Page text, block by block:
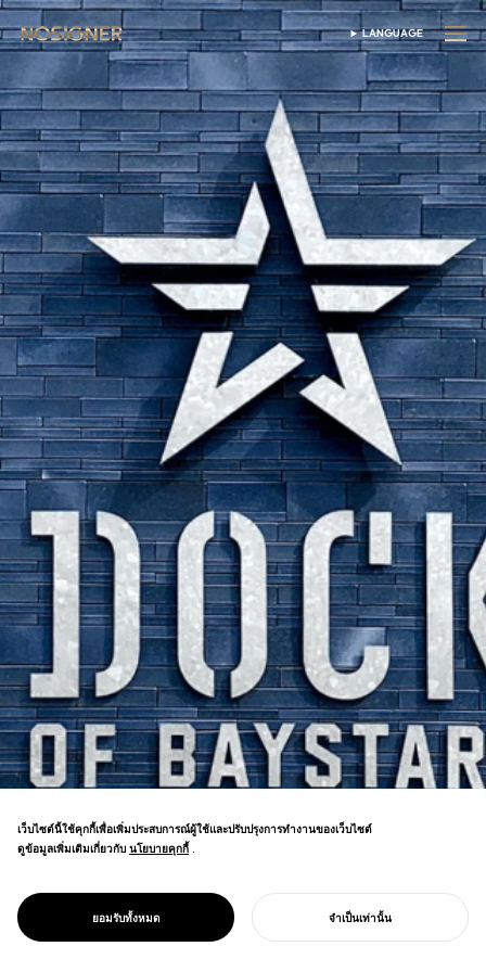
หน้าหลัก เลือกภาษา
LANGUAGE
PROJECT
BAYSTARS
YOKOSUKA
การเสริมด้วยอัตลักษณ์ท้องถิ่นของโยโกซุกะที่
ผสมผสานไปทั่วทั้งสิ่งอำนวยความสะดวก
เว็บไซต์นี้ใช้คุกกี้เพื่อเพิ่มประสบการณ์ผู้ใช้และปรับปรุงการทำงานของเว็บไซต์
ดูข้อมูลเพิ่มเติมเกี่ยวกับ นโยบายคุกกี้
นโยบายคุกกี้ .
ยอมรับทั้งหมด จำเป็นเท่านั้น